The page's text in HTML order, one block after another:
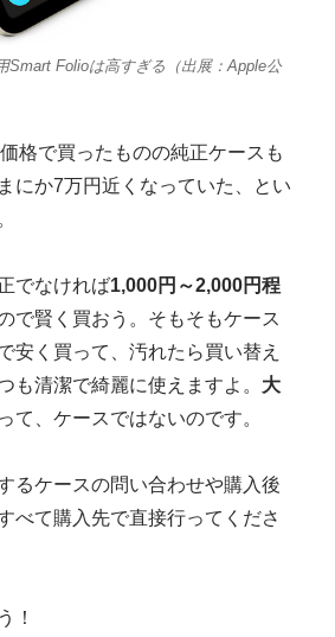
Smart Folioは高すぎる（出展：Apple公
格で買ったものの純正ケースも
にか7万円近くなっていた、とい
でなければ1,000円～2,000円程
で賢く買おう。そもそもケース
安く買って、汚れたら買い替え
も清潔で綺麗に使えますよ。 大
て、ケースではないのです。
るケースの問い合わせや購入後
べて購入先で直接行ってくださ
！